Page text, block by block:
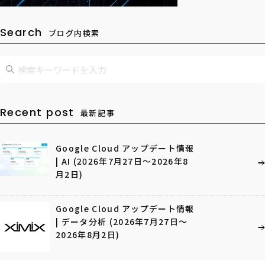
Search ブログ内検索
Recent post 最新記事
Google Cloud アップデート情報
| AI (2026年7月27日〜2026年8
月2日)
Google Cloud アップデート情報
| データ分析 (2026年7月27日〜
2026年8月2日)